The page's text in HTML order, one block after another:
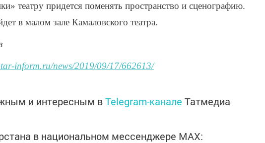
театру придется поменять пространство и сценографию.
в малом зале Камаловского театра.
inform.ru/news/2019/09/17/662613/
и интересным вTelegram-канале Татмедиа
в национальном мессенджере MАХ: